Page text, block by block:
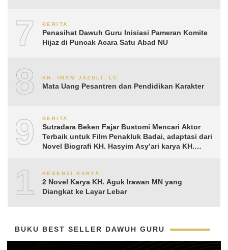
7
BERITA
Penasihat Dawuh Guru Inisiasi Pameran Komite
Hijaz di Puncak Acara Satu Abad NU
8 KH. IMAM JAZULI, LC.
Mata Uang Pesantren dan Pendidikan Karakter
9 BERITA
Sutradara Beken Fajar Bustomi Mencari Aktor
Terbaik untuk Film Penakluk Badai, adaptasi dari
Novel Biografi KH. Hasyim Asy’ari karya KH.
10RESENSI KARYA
2 Novel Karya KH. Aguk Irawan MN yang
Diangkat ke Layar Lebar
BUKU BEST SELLER DAWUH GURU